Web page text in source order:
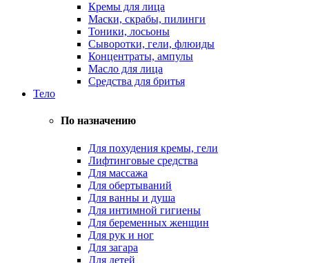
Кремы для лица
Маски, скрабы, пилинги
Тоники, лосьоны
Сыворотки, гели, флюиды
Концентраты, ампулы
Масло для лица
Средства для бритья
Тело
По назначению
Для похудения кремы, гели
Лифтинговые средства
Для массажа
Для обертываний
Для ванны и душа
Для интимной гигиены
Для беременных женщин
Для рук и ног
Для загара
Для детей